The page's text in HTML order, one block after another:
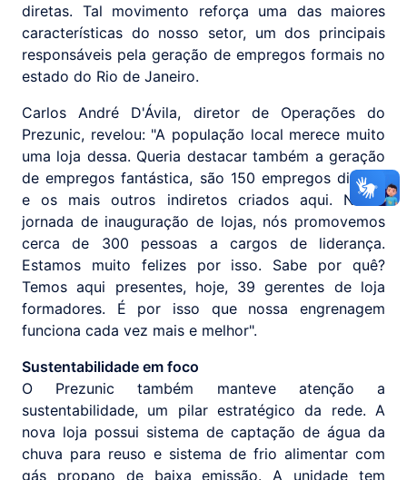
diretas. Tal movimento reforça uma das maiores
características do nosso setor, um dos principais
responsáveis pela geração de empregos formais no
estado do Rio de Janeiro.
Carlos André D'Ávila, diretor de Operações do
Prezunic, revelou: "A população local merece muito
uma loja dessa. Queria destacar também a geração
de empregos fantástica, são 150 empregos diretos
e os mais outros indiretos criados aqui. Nessa
jornada de inauguração de lojas, nós promovemos
cerca de 300 pessoas a cargos de liderança.
Estamos muito felizes por isso. Sabe por quê?
Temos aqui presentes, hoje, 39 gerentes de loja
formadores. É por isso que nossa engrenagem
funciona cada vez mais e melhor".
Sustentabilidade em foco
O Prezunic também manteve atenção a
sustentabilidade, um pilar estratégico da rede. A
nova loja possui sistema de captação de água da
chuva para reuso e sistema de frio alimentar com
gás propano de baixa emissão. A unidade tem